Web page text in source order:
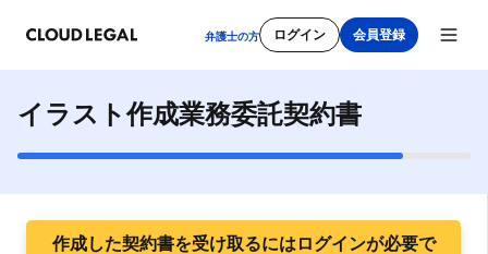
弁護士の方 ログイン 会員登録
イラスト作成業務委託契約書
作成した契約書を受け取るにはログインが必要で
新規会員登録